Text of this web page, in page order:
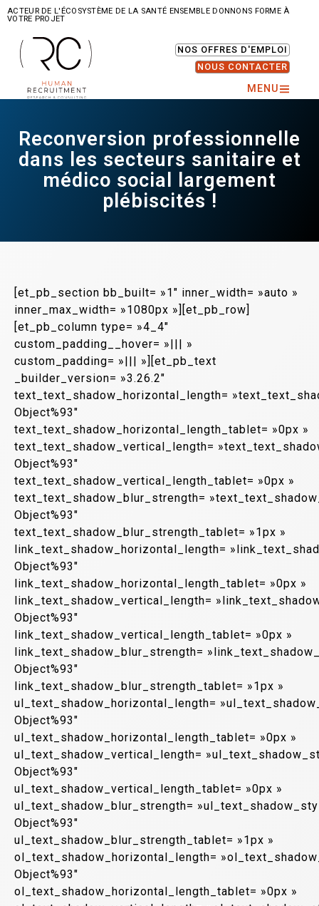
ACTEUR DE L'ÉCOSYSTÈME DE LA SANTÉ ENSEMBLE DONNONS FORME À
VOTRE PROJET
NOS OFFRES D'EMPLOI
NOUS CONTACTER
MENU
Reconversion professionnelle
dans les secteurs sanitaire et
médico social largement
plébiscités !
[et_pb_section bb_built= »1″ inner_width= »auto »
inner_max_width= »1080px »][et_pb_row]
[et_pb_column type= »4_4″
custom_padding__hover= »||| »
custom_padding= »||| »][et_pb_text
_builder_version= »3.26.2″
text_text_shadow_horizontal_length=
Object%93″
text_text_shadow_horizontal_length_tablet= »0px »
text_text_shadow_vertical_length=
Object%93″
text_text_shadow_vertical_length_tablet= »0px »
text_text_shadow_blur_strength=
Object%93″
text_text_shadow_blur_strength_tablet= »1px »
link_text_shadow_horizontal_length=
Object%93″
link_text_shadow_horizontal_length_tablet= »0px »
link_text_shadow_vertical_length=
Object%93″
link_text_shadow_vertical_length_tablet= »0px »
link_text_shadow_blur_strength=
Object%93″
link_text_shadow_blur_strength_tablet= »1px »
ul_text_shadow_horizontal_length=
Object%93″
ul_text_shadow_horizontal_length_tablet= »0px »
ul_text_shadow_vertical_length=
Object%93″
ul_text_shadow_vertical_length_tablet= »0px »
ul_text_shadow_blur_strength=
Object%93″
ul_text_shadow_blur_strength_tablet= »1px »
ol_text_shadow_horizontal_length=
Object%93″
ol_text_shadow_horizontal_length_tablet= »0px »